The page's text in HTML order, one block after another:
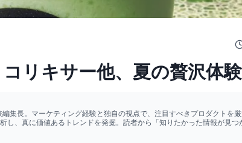
リキサー他、夏の贅沢体験
集長。マーケティング経験と独自の視点で、注目すべきプロダクトを厳
し、真に価値あるトレンドを発掘。読者から「知りたかった情報が見つ